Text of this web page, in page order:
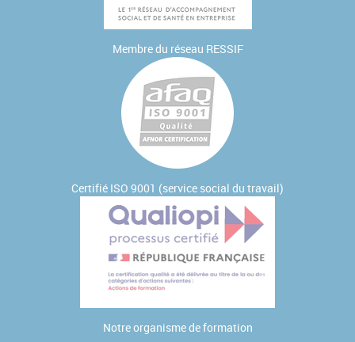
Membre du réseau RESSIF
Certifié ISO 9001 (service social du travail)
Notreorganisme de formation